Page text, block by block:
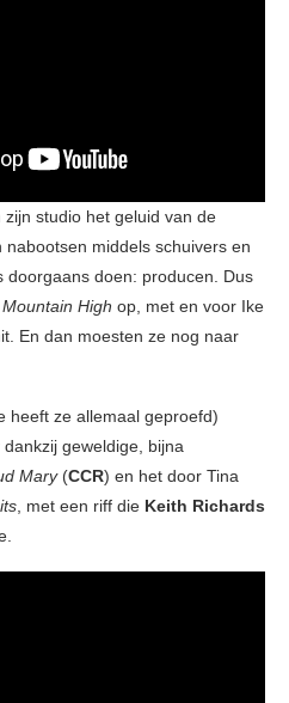
zijn studio het geluid van de
middels schuivers en
doorgaans doen: producen. Dus
High op, met en voor Ike
En dan moesten ze nog naar
heeft ze allemaal geproefd)
geweldige, bijna
Mary(CCR) en het door Tina
, met een riff die Keith Richards